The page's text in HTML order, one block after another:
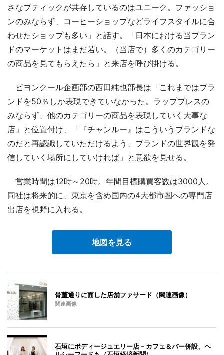
さなブティックが共存しているのはユニーク。ファッショ
ンのみならず、コーヒーショップなどライフスタイルに合
わせたショップも多い」と話す。「日本における当ブラン
ドのマーケットはまだ若い。（当店で）多くのカテゴリー
の商品を見てもらえたら」と来店を呼び掛ける。
ビヨンクール企画部の西田純也部長は「これまではブラ
ンドを50％しか表現できていなかった。ラップブレスの
みならず、他のカテゴリーの商品を表現していく大事な
店」と位置付け、「『チャンルー』はこういうブランドな
のだと再認識していただけるよう、ブランドの世界観を発
信していく場所にしていければ」と意欲を見せる。
営業時間は12時～20時。年間目標購買客数は3000人。
同社は将来的に、東京を含め国内の4大都市圏への専門店
出店を視野に入れる。
地図を見る
骨董通りに面した店舗ファサード（関連画像）
関連画像
石垣にボディージュエリー店－カフェ＆バー併設、ヘ